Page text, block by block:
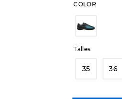
COLOR
Talles
35 36